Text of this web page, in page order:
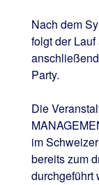
Nach dem
folgt der
Die
im
bereits zum
durchgeführt